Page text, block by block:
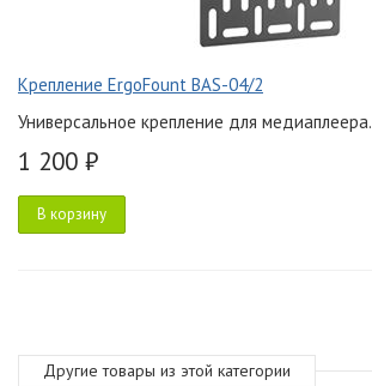
Крепление ErgoFount BAS-04/2
Универсальное крепление для медиаплеера.
1 200 ₽
В корзину
Другие товары из этой категории